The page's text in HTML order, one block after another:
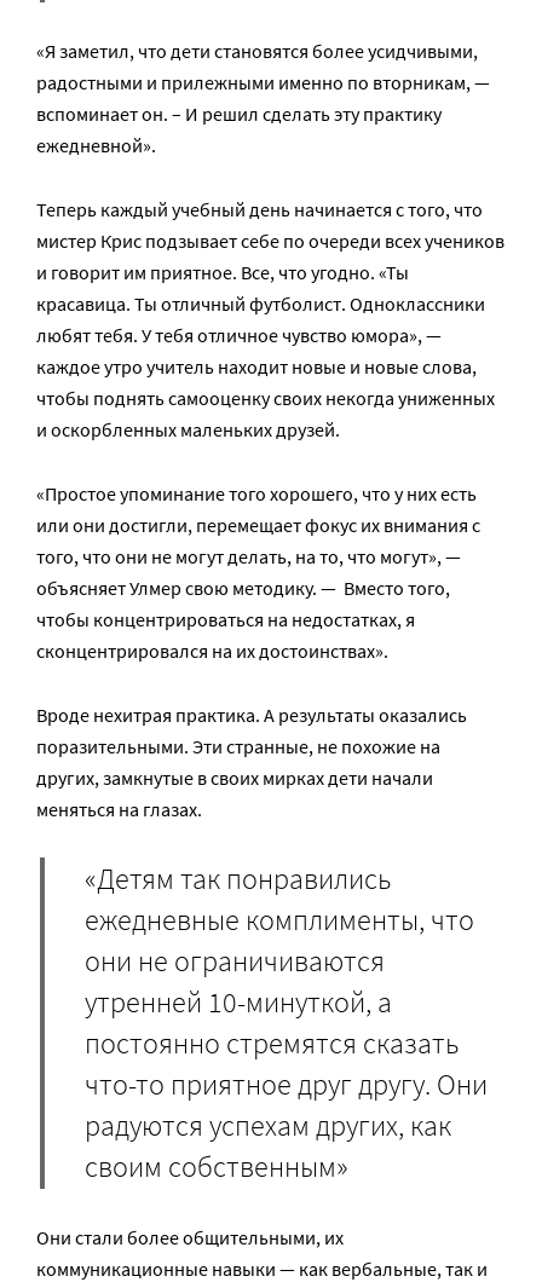
«Я заметил, что дети становятся более усидчивыми,
радостными и прилежными именно по вторникам, —
вспоминает он. – И решил сделать эту практику
ежедневной».
Теперь каждый учебный день начинается с того, что
мистер Крис подзывает себе по очереди всех учеников
и говорит им приятное. Все, что угодно. «Ты
красавица. Ты отличный футболист. Одноклассники
любят тебя. У тебя отличное чувство юмора», —
каждое утро учитель находит новые и новые слова,
чтобы поднять самооценку своих некогда униженных
и оскорбленных маленьких друзей.
«Простое упоминание того хорошего, что у них есть
или они достигли, перемещает фокус их внимания с
того, что они не могут делать, на то, что могут», —
объясняет Улмер свою методику. — Вместо того,
чтобы концентрироваться на недостатках, я
сконцентрировался на их достоинствах».
Вроде нехитрая практика. А результаты оказались
поразительными. Эти странные, не похожие на
других, замкнутые в своих мирках дети начали
меняться на глазах.
«Детям так понравились
ежедневные комплименты, что
они не ограничиваются
утренней 10-минуткой, а
постоянно стремятся сказать
что-то приятное друг другу. Они
радуются успехам других, как
своим собственным»
Они стали более общительными, их
коммуникационные навыки — как вербальные, так и